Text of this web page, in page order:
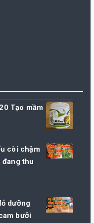
Tạo mầm
còi chậm
đang thu
dưỡng
bưởi